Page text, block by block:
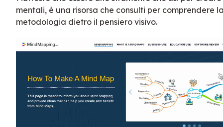
mentali, è una risorsa che consulti per comprendere
metodologia dietro il pensiero visivo.